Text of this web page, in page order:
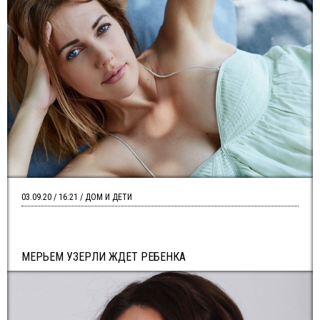
МЕРЬЕМ УЗЕРЛИ ЖДЕТ РЕБЕНКА
03.09.20 / 16:21 / ДОМ И ДЕТИ